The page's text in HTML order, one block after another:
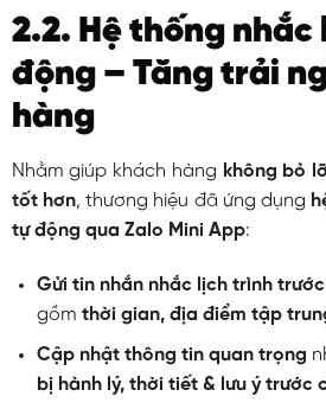
2.2. Hệ thống
động – Tăng trải
hàng
Nhằm giúp khách hàng không bỏ
tốt hơn, thương hiệu đã ứng dụng
tự động qua Zalo Mini App:
Gửi tin nhắn nhắc lịch trình
gồm thời gian, địa điểm tập
Cập nhật thông tin quan trọng
bị hành lý, thời tiết & lưu ý trước